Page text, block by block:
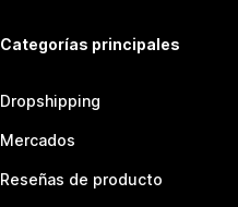
Categorías principales
Dropshipping
Mercados
Reseñas de producto